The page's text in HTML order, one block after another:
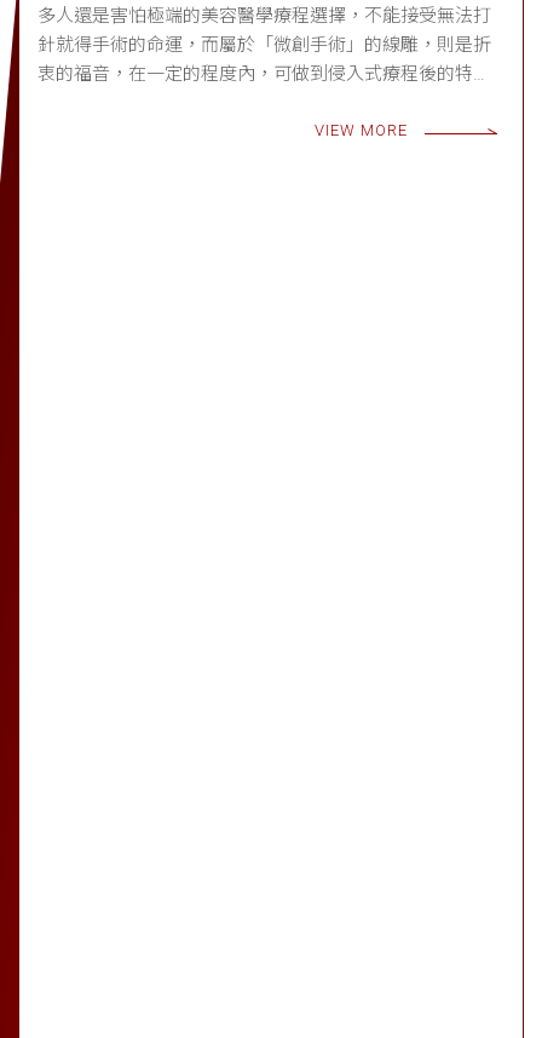
多人還是害怕極端的美容醫學療程選擇，不能接受無法打
針就得手術的命運，而屬於「微創手術」的線雕，則是折
衷的福音，在一定的程度內，可做到侵入式療程後的特
VIEW MORE